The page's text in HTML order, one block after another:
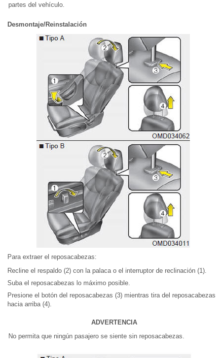
partes del vehículo.
Desmontaje/Reinstalación
Para extraer el reposacabezas:
Recline el respaldo (2) con la palaca o el interruptor de reclinación (1).
Suba el reposacabezas lo máximo posible.
Presione el botón del reposacabezas (3) mientras tira del reposacabezas
hacia arriba (4).
ADVERTENCIA
No permita que ningún pasajero se siente sin reposacabezas.